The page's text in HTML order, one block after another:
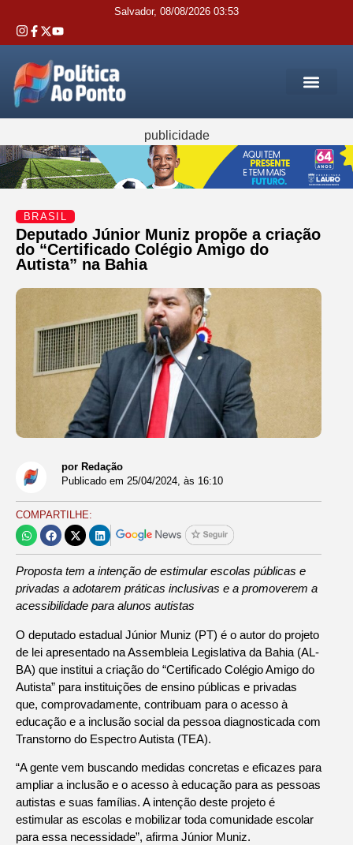
Salvador, 08/08/2026 03:53
publicidade
BRASIL
Deputado Júnior Muniz propõe a criação
do “Certificado Colégio Amigo do
Autista” na Bahia
por Redação
Publicado em 25/04/2024, às 16:10
COMPARTILHE:
Proposta tem a intenção de estimular escolas públicas e
privadas a adotarem práticas inclusivas e a promoverem a
acessibilidade para alunos autistas
O deputado estadual Júnior Muniz (PT) é o autor do projeto
de lei apresentado na Assembleia Legislativa da Bahia (AL-
BA) que institui a criação do “Certificado Colégio Amigo do
Autista” para instituições de ensino públicas e privadas
que, comprovadamente, contribuam para o acesso à
educação e a inclusão social da pessoa diagnosticada com
Transtorno do Espectro Autista (TEA).
“A gente vem buscando medidas concretas e eficazes para
ampliar a inclusão e o acesso à educação para as pessoas
autistas e suas famílias. A intenção deste projeto é
estimular as escolas e mobilizar toda comunidade escolar
para essa necessidade”, afirma Júnior Muniz.